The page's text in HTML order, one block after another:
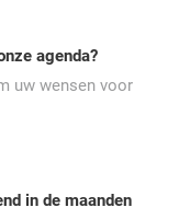
agenda?
uw wensen voor
in de maanden